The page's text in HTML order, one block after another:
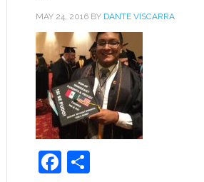
MAY 24, 2016BY DANTE VISCARRA
Facebook
Share